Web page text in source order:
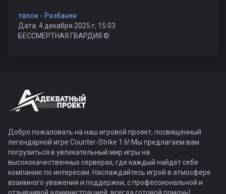
тапок - Разбанен
Дата: 4 декабря 2025 г, 15:03
БЕССМЕРТНАЯ ГВАРДИЯ ©
Добро пожаловать на наш игровой проект, посвящённый
легендарной игре Counter-Strike 1.6! Мы предлагаем вам
погрузиться в увлекательный мир игры на
высококачественных серверах, где каждый найдёт себе
компанию по интересам. Наслаждайтесь игрой в атмосфере
взаимного уважения и поддержки, с профессиональной и